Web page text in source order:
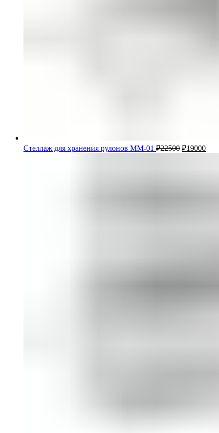
Стеллаж для хранения рулонов ММ-01 ₽22500 ₽19000